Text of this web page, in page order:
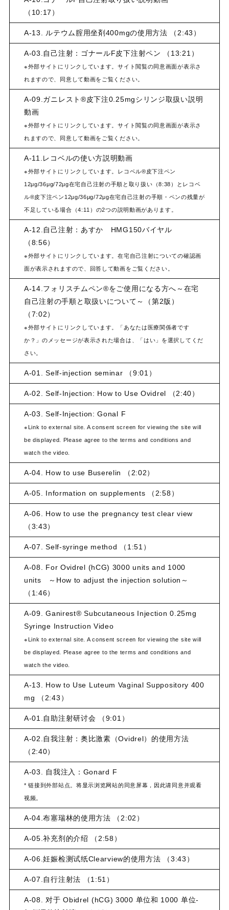
（10:17）
A-13. ルテウム腟用坐剤400mgの使用方法 （2:43）
A-03.自己注射：ゴナールF皮下注射ペン （13:21）
※外部サイトにリンクしています。サイト閲覧の同意画面が表示さ
れますので、同意して動画をご覧ください。
A-09.ガニレスト®皮下注0.25mgシリンジ取扱い説明
動画
※外部サイトにリンクしています。サイト閲覧の同意画面が表示さ
れますので、同意して動画をご覧ください。
A-11.レコベルの使い方説明動画
※外部サイトにリンクしています。レコベル®皮下注ペン
12μg/36μg/72μg在宅自己注射の手順と取り扱い（8:38）とレコベ
ル®皮下注ペン12μg/36μg/72μg在宅自己注射の手順・ペンの残量が
不足している場合（4:11）の2つの説明動画があります。
A-12.自己注射：あすか HMG150バイヤル
（8:56）
※外部サイトにリンクしています。在宅自己注射についての確認画
面が表示されますので、回答して動画をご覧ください。
A-14.フォリスチムペン®をご使用になる方へ～在宅
自己注射の手順と取扱いについて～（第2版）
（7:02）
※外部サイトにリンクしています。「あなたは医療関係者です
か？」のメッセージが表示された場合は、「はい」を選択してくだ
さい。
A-01. Self-injection seminar （9:01）
A-02. Self-Injection: How to Use Ovidrel （2:40）
A-03. Self-Injection: Gonal F
※Link to external site. A consent screen for viewing the site will
be displayed. Please agree to the terms and conditions and
watch the video.
A-04. How to use Buserelin （2:02）
A-05. Information on supplements （2:58）
A-06. How to use the pregnancy test clear view
（3:43）
A-07. Self-syringe method （1:51）
A-08. For Ovidrel (hCG) 3000 units and 1000
units ～How to adjust the injection solution～
（1:46）
A-09. Ganirest® Subcutaneous Injection 0.25mg
Syringe Instruction Video
※Link to external site. A consent screen for viewing the site will
be displayed. Please agree to the terms and conditions and
watch the video.
A-13. How to Use Luteum Vaginal Suppository 400
mg （2:43）
A-01.自助注射研讨会 （9:01）
A-02.自我注射：奥比激素（Ovidrel）的使用方法
（2:40）
A-03. 自我注入：Gonard F
* 链接到外部站点。将显示浏览网站的同意屏幕，因此请同意并观看
视频。
A-04.布塞瑞林的使用方法 （2:02）
A-05.补充剂的介绍 （2:58）
A-06.妊娠检测试纸Clearview的使用方法 （3:43）
A-07.自行注射法 （1:51）
A-08. 对于 Obidrel (hCG) 3000 单位和 1000 单位-